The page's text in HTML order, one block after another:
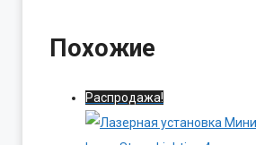
Похожие
Распродажа!